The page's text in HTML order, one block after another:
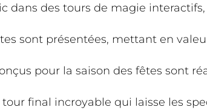
dans des tours de magie
sont présentées, mettant en
pour la saison des fêtes sont
final incroyable qui laisse les